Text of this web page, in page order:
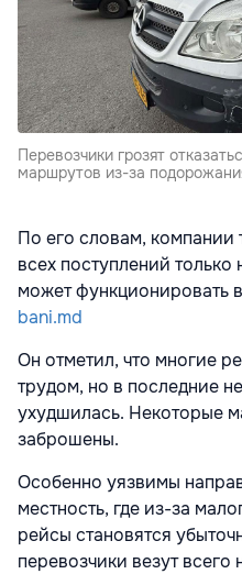
Перевозчики грозят
маршрутов из-за
По его словам, компании
всех поступлений
может функционировать
bani.md
Он отметил, что многие
трудом, но в последние
ухудшилась. Некоторые
заброшены.
Особенно уязвимы
местность, где из-за
рейсы становятся
перевозчики везут всего